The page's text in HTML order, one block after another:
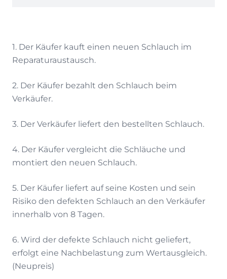
1. Der Käufer kauft einen neuen Schlauch im
Reparaturaustausch.
2. Der Käufer bezahlt den Schlauch beim
Verkäufer.
3. Der Verkäufer liefert den bestellten Schlauch.
4. Der Käufer vergleicht die Schläuche und
montiert den neuen Schlauch.
5. Der Käufer liefert auf seine Kosten und sein
Risiko den defekten Schlauch an den Verkäufer
innerhalb von 8 Tagen.
6. Wird der defekte Schlauch nicht geliefert,
erfolgt eine Nachbelastung zum Wertausgleich.
(Neupreis)